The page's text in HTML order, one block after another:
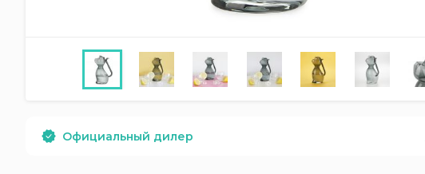
Официальный дилер